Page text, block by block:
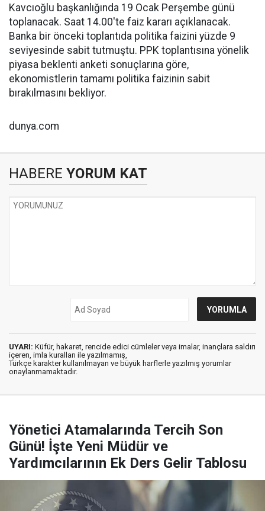
Kavcıoğlu başkanlığında 19 Ocak Perşembe günü
toplanacak. Saat 14.00'te faiz kararı açıklanacak.
Banka bir önceki toplantıda politika faizini yüzde 9
seviyesinde sabit tutmuştu. PPK toplantısına yönelik
piyasa beklenti anketi sonuçlarına göre,
ekonomistlerin tamamı politika faizinin sabit
bırakılmasını bekliyor.
dunya.com
HABERE YORUM KAT
UYARI: Küfür, hakaret, rencide edici cümleler veya imalar, inançlara saldırı
içeren, imla kuralları ile yazılmamış,
Türkçe karakter kullanılmayan ve büyük harflerle yazılmış yorumlar
onaylanmamaktadır.
Yönetici Atamalarında Tercih Son
Günü! İşte Yeni Müdür ve
Yardımcılarının Ek Ders Gelir Tablosu